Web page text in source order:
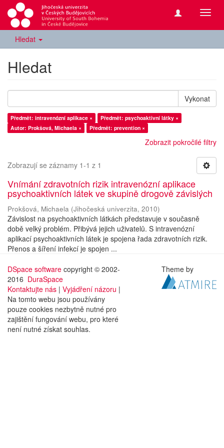
Hledat
Hledat
Vykonat
Předmět: intravenózní aplikace ×
Předmět: psychoaktivní látky ×
Autor: Prokšová, Michaela ×
Předmět: prevention ×
Zobrazit pokročilé filtry
Zobrazují se záznamy 1-1 z 1
Vnímání zdravotních rizik intravenózní aplikace
psychoaktivních látek ve skupině drogově závislých
Prokšová, Michaela (Jihočeská univerzita, 2010)
Závislost na psychoaktivních látkách představuje v současně
době velký problém. Přibývá jejich uživatelů. S intravenózní
aplikací psychoaktivních látek je spojena řada zdravotních rizik.
Přenos a šíření infekcí je spojen ...
DSpace software copyright © 2002-
2016 DuraSpace
Kontaktujte nás | Vyjádření názoru |
Na tomto webu jsou používány
pouze cookies nezbytně nutné pro
zajištění fungování webu, pro které
není nutné získat souhlas.
Theme by